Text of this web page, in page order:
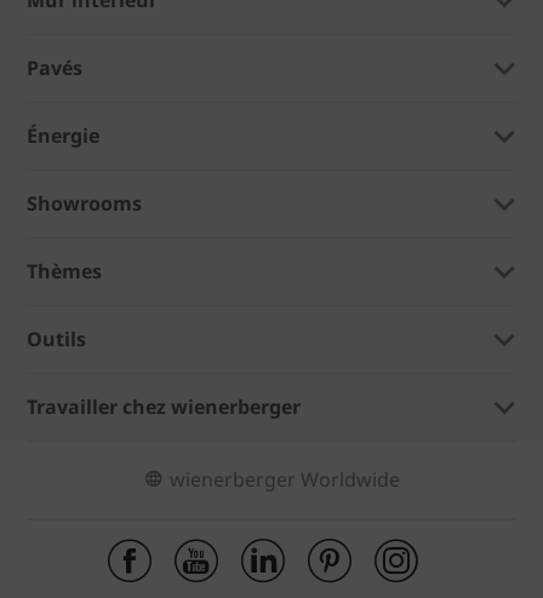
Pavés
Énergie
Showrooms
Thèmes
Outils
Travailler chez wienerberger
wienerberger Worldwide